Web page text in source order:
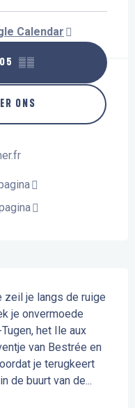
Calendar
▒▒
ONS
zeil je langs de ruige
je onvermoede
het Ile aux
van Bestrée en
je terugkeert
de buurt van de...